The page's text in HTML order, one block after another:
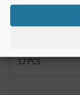
12PCS